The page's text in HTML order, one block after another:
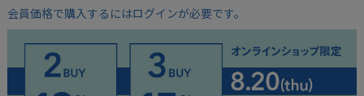
会員価格で購入するにはログインが必要です。